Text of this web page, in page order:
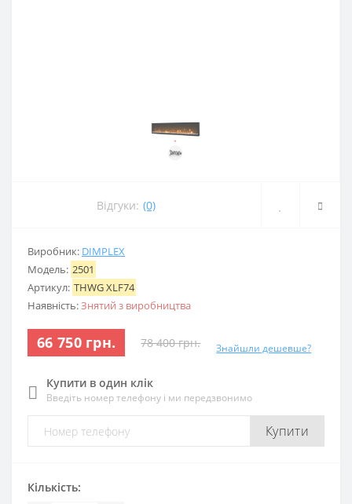
Відгуки: (0)
Виробник: DIMPLEX
Модель: 2501
Артикул: THWG XLF74
Наявність:Знятий з виробництва
66 750 грн. 78 400 грн. Знайшли дешевше?
Купити в один клік
Введіть номер телефону і ми передзвонимо
Купити
Кількість: